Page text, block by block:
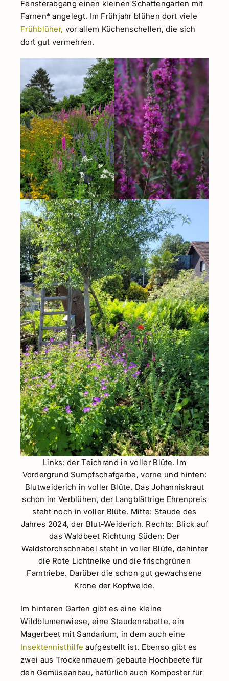
Fensterabgang einen kleinen Schattengarten mit
Farnen* angelegt. Im Frühjahr blühen dort viele
Frühblüher, vor allem Küchenschellen, die sich
dort gut vermehren.
Links: der Teichrand in voller Blüte. Im
Vordergrund Sumpfschafgarbe, vorne und hinten:
Blutweiderich in voller Blüte. Das Johanniskraut
schon im Verblühen, der Langblättrige Ehrenpreis
steht noch in voller Blüte. Mitte: Staude des
Jahres 2024, der Blut-Weiderich. Rechts: Blick auf
das Waldbeet Richtung Süden: Der
Waldstorchschnabel steht in voller Blüte, dahinter
die Rote Lichtnelke und die frischgrünen
Farntriebe. Darüber die schon gut gewachsene
Krone der Kopfweide.
Im hinteren Garten gibt es eine kleine
Wildblumenwiese, eine Staudenrabatte, ein
Magerbeet mit Sandarium, in dem auch eine
Insektennisthilfe aufgestellt ist. Ebenso gibt es
zwei aus Trockenmauern gebaute Hochbeete für
den Gemüseanbau, natürlich auch Komposter für